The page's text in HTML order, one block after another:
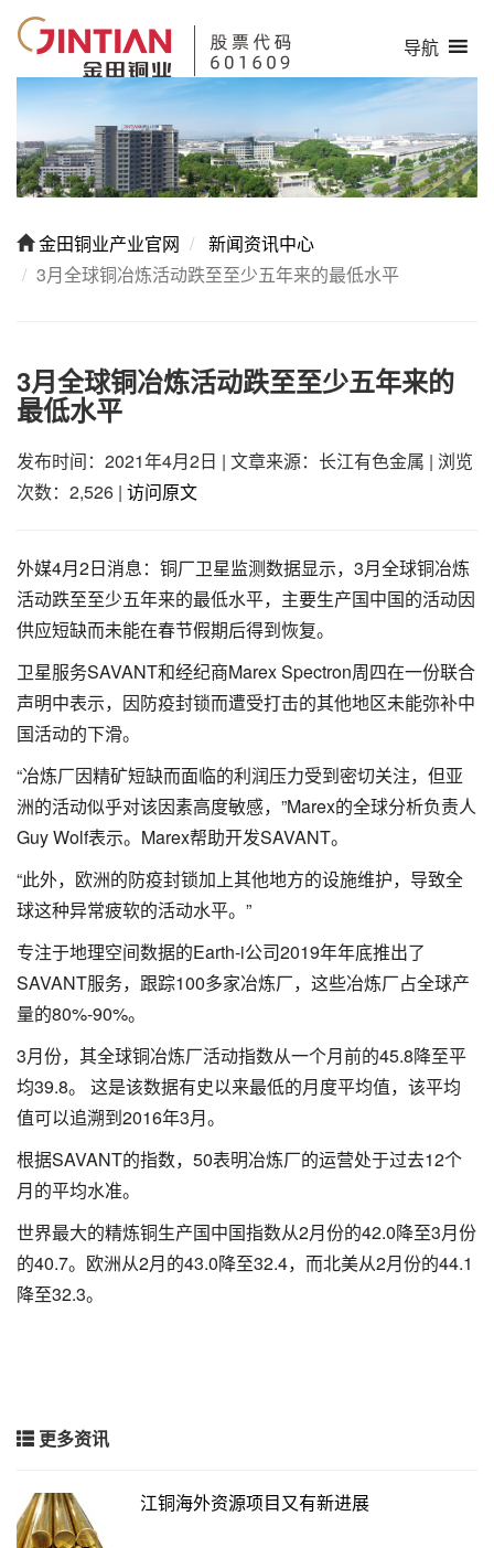
导航
金田铜业产业官网
新闻资讯中心
3月全球铜冶炼活动跌至至少五年来的最低水平
3月全球铜冶炼活动跌至至少五年来的
最低水平
发布时间：2021年4月2日 | 文章来源：长江有色金属 | 浏览
次数：2,526 | 访问原文
外媒4月2日消息：铜厂卫星监测数据显示，3月全球铜冶炼
活动跌至至少五年来的最低水平，主要生产国中国的活动因
供应短缺而未能在春节假期后得到恢复。
卫星服务SAVANT和经纪商Marex Spectron周四在一份联合
声明中表示，因防疫封锁而遭受打击的其他地区未能弥补中
国活动的下滑。
“冶炼厂因精矿短缺而面临的利润压力受到密切关注，但亚
洲的活动似乎对该因素高度敏感，”Marex的全球分析负责人
Guy Wolf表示。Marex帮助开发SAVANT。
“此外，欧洲的防疫封锁加上其他地方的设施维护，导致全
球这种异常疲软的活动水平。”
专注于地理空间数据的Earth-i公司2019年年底推出了
SAVANT服务，跟踪100多家冶炼厂，这些冶炼厂占全球产
量的80%-90%。
3月份，其全球铜冶炼厂活动指数从一个月前的45.8降至平
均39.8。 这是该数据有史以来最低的月度平均值，该平均
值可以追溯到2016年3月。
根据SAVANT的指数，50表明冶炼厂的运营处于过去12个
月的平均水准。
世界最大的精炼铜生产国中国指数从2月份的42.0降至3月份
的40.7。欧洲从2月的43.0降至32.4，而北美从2月份的44.1
降至32.3。
更多资讯
江铜海外资源项目又有新进展